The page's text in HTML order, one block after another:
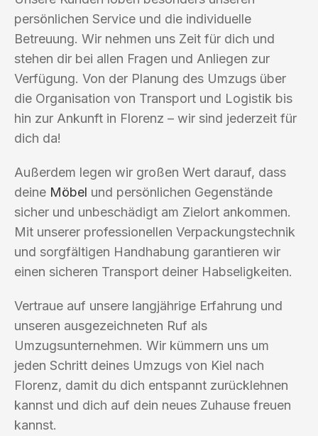
persönlichen Service und die individuelle
Betreuung. Wir nehmen uns Zeit für dich und
stehen dir bei allen Fragen und Anliegen zur
Verfügung. Von der Planung des Umzugs über
die Organisation von Transport und Logistik bis
hin zur Ankunft in Florenz – wir sind jederzeit für
dich da!
Außerdem legen wir großen Wert darauf, dass
deine Möbel und persönlichen Gegenstände
sicher und unbeschädigt am Zielort ankommen.
Mit unserer professionellen Verpackungstechnik
und sorgfältigen Handhabung garantieren wir
einen sicheren Transport deiner Habseligkeiten.
Vertraue auf unsere langjährige Erfahrung und
unseren ausgezeichneten Ruf als
Umzugsunternehmen. Wir kümmern uns um
jeden Schritt deines Umzugs von Kiel nach
Florenz, damit du dich entspannt zurücklehnen
kannst und dich auf dein neues Zuhause freuen
kannst.